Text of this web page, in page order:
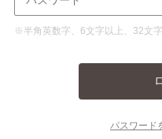
※半角英数字、6文字以上、32文
パスワード